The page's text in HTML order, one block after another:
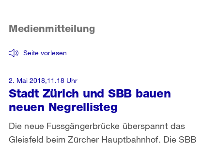
Stadt Zürich und SBB bauen
neuen Negrellisteg
Seite vorlesen
Medienmitteilung
Die neue Fussgängerbrücke überspannt das
Gleisfeld beim Zürcher Hauptbahnhof. Die SBB
2. Mai 2018,11.18 Uhr